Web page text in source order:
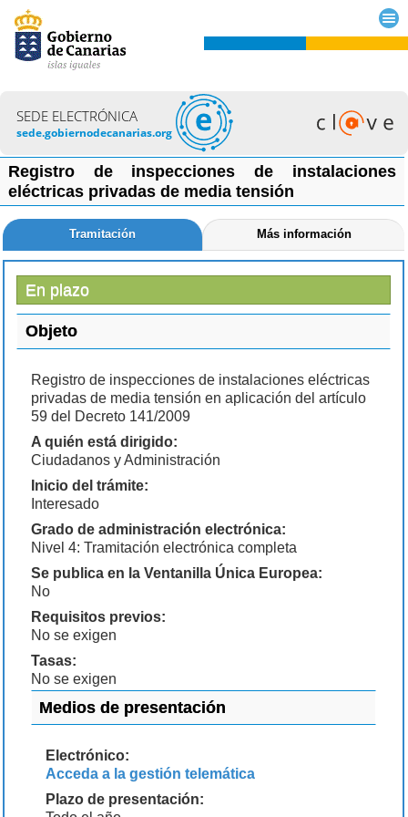
SEDE ELECTRÓNICA
sede.gobiernodecanarias.org
Registro de inspecciones de instalaciones
eléctricas privadas de media tensión
Tramitación Más información
En plazo
Objeto
Registro de inspecciones de instalaciones eléctricas
privadas de media tensión en aplicación del artículo
59 del Decreto 141/2009
A quién está dirigido:
Ciudadanos y Administración
Inicio del trámite:
Interesado
Grado de administración electrónica:
Nivel 4: Tramitación electrónica completa
Se publica en la Ventanilla Única Europea:
No
Requisitos previos:
No se exigen
Tasas:
No se exigen
Medios de presentación
Electrónico:
Acceda a la gestión telemática
Plazo de presentación: